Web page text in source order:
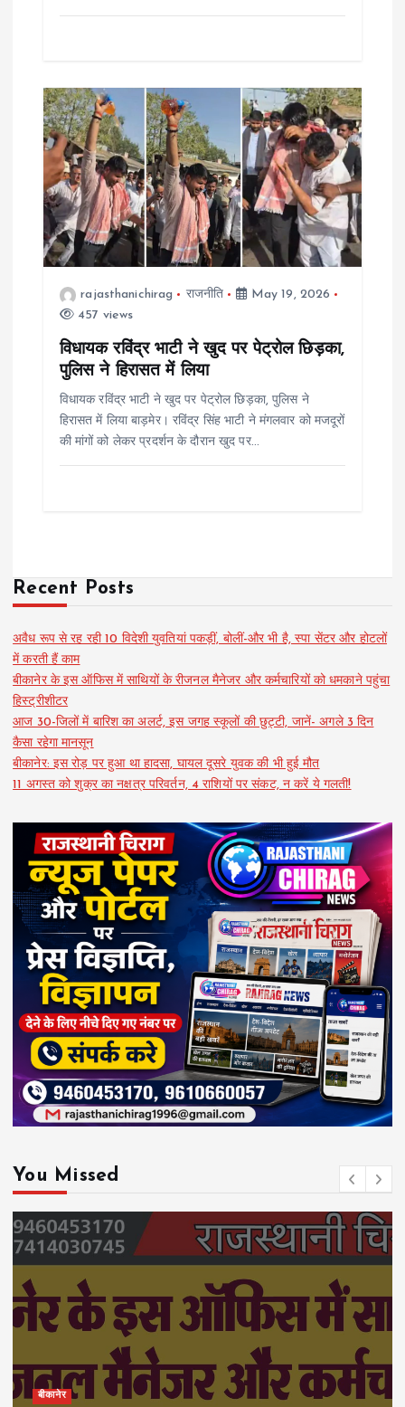
rajasthanichirag राजनीति
May 19, 2026
457 views
विधायक रविंद्र भाटी ने खुद पर पेट्रोल छिड़का,
पुलिस ने हिरासत में लिया
विधायक रविंद्र भाटी ने खुद पर पेट्रोल छिड़का, पुलिस ने
हिरासत में लिया बाड़मेर। रविंद्र सिंह भाटी ने मंगलवार को मजदूरों
की मांगों को लेकर प्रदर्शन के दौरान खुद पर…
Recent Posts
अवैध रूप से रह रही 10 विदेशी युवतियां पकड़ीं, बोलीं-और भी है, स्पा सेंटर और होटलों
में करती हैं काम
बीकानेर के इस ऑफिस में साथियों के रीजनल मैनेजर और कर्मचारियों को धमकाने पहुंचा
हिस्ट्रीशीटर
आज 30-जिलों में बारिश का अलर्ट, इस जगह स्कूलों की छुट्टी, जानें- अगले 3 दिन
कैसा रहेगा मानसून
बीकानेर: इस रोड़ पर हुआ था हादसा, घायल दूसरे युवक की भी हुई मौत
11 अगस्त को शुक्र का नक्षत्र परिवर्तन, 4 राशियों पर संकट, न करें ये गलती!
You Missed
बीकानेर